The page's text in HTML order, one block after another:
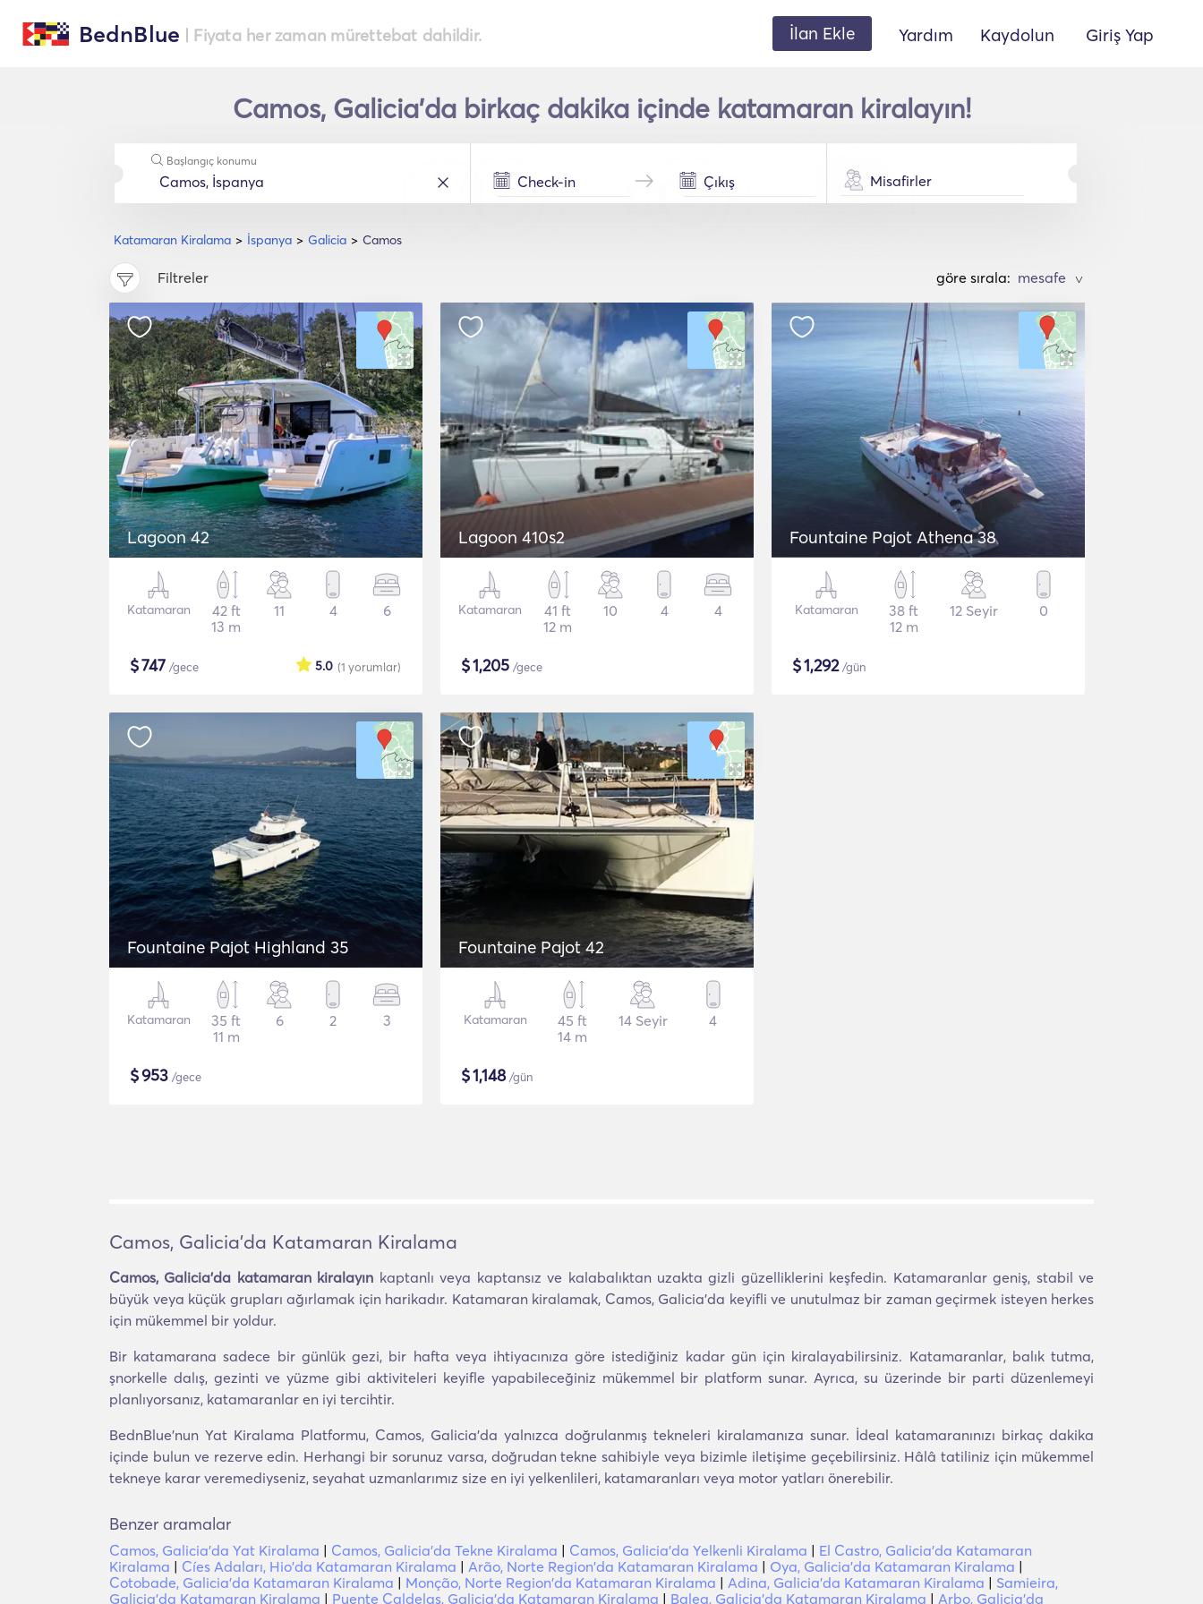
BednBlue | Fiyata her zaman mürettebat dahildir. İlan Ekle Yardım Kaydolun Giriş Yap
Camos, Galicia'da birkaç dakika içinde katamaran kiralayın!
Katamaran Kiralama İspanya Galicia Camos
Başlangıç konumu
Misafirler
Filtreler göre sırala: >
Lagoon 42
Katamaran
42 ft
13 m
11 4 6
$747 /gece (1 yorumlar)
5.0
Lagoon 410s2
Katamaran
41 ft
12 m
10 4 4
$1,205 /gece
Fountaine Pajot Athena 38
Katamaran
38 ft
12 m
12 Seyir 0
$1,292/gün
Fountaine Pajot Highland 35
Katamaran
35 ft
11 m
6 2 3
$953 /gece
Fountaine Pajot 42
Katamaran
45 ft
14 m
14 Seyir 4
$1,148/gün
Camos, Galicia'da Katamaran Kiralama
Camos, Galicia'da katamaran kiralayın kaptanlı veya kaptansız ve kalabalıktan uzakta gizli güzelliklerini keşfedin. Katamaranlar geniş, stabil ve
büyük veya küçük grupları ağırlamak için harikadır. Katamaran kiralamak, Camos, Galicia'da keyifli ve unutulmaz bir zaman geçirmek isteyen herkes
için mükemmel bir yoldur.
Bir katamarana sadece bir günlük gezi, bir hafta veya ihtiyacınıza göre istediğiniz kadar gün için kiralayabilirsiniz. Katamaranlar, balık tutma,
şnorkelle dalış, gezinti ve yüzme gibi aktiviteleri keyifle yapabileceğiniz mükemmel bir platform sunar. Ayrıca, su üzerinde bir parti düzenlemeyi
planlıyorsanız, katamaranlar en iyi tercihtir.
BednBlue'nun Yat Kiralama Platformu, Camos, Galicia'da yalnızca doğrulanmış tekneleri kiralamanıza sunar. İdeal katamaranınızı birkaç dakika
içinde bulun ve rezerve edin. Herhangi bir sorunuz varsa, doğrudan tekne sahibiyle veya bizimle iletişime geçebilirsiniz. Hâlâ tatiliniz için mükemmel
tekneye karar veremediyseniz, seyahat uzmanlarımız size en iyi yelkenlileri, katamaranları veya motor yatları önerebilir.
Benzer aramalar
Camos, Galicia'da Yat Kiralama | Camos, Galicia'da Tekne Kiralama | Camos, Galicia'da Yelkenli Kiralama | El Castro, Galicia'da Katamaran
Kiralama | Cíes Adaları, Hio'da Katamaran Kiralama | Arão, Norte Region'da Katamaran Kiralama | Oya, Galicia'da Katamaran Kiralama |
Cotobade, Galicia'da Katamaran Kiralama | Monção, Norte Region'da Katamaran Kiralama | Adina, Galicia'da Katamaran Kiralama | Samieira,
Galicia'da Katamaran Kiralama | Puente Caldelas, Galicia'da Katamaran Kiralama | Balea, Galicia'da Katamaran Kiralama | Arbo, Galicia'da